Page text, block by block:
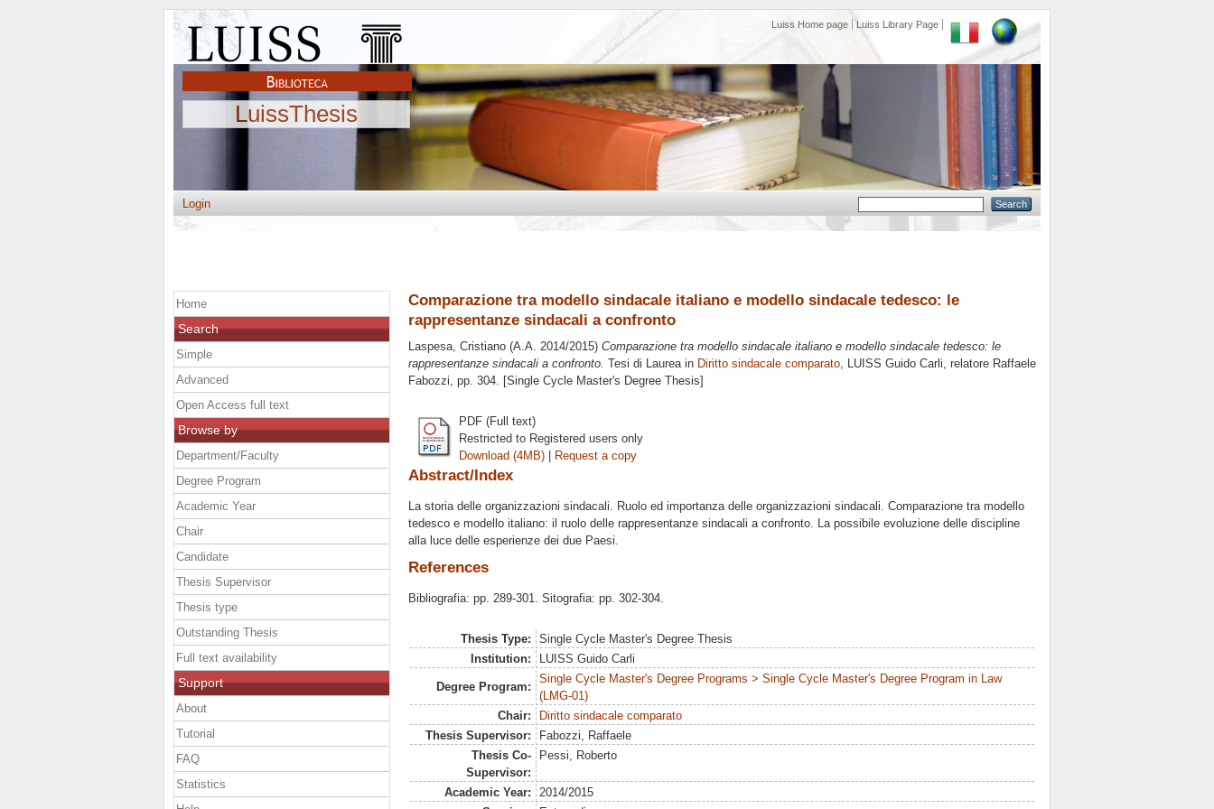
Luiss Home page Luiss Library Page
LuissThesis
Login
Comparazione tra modello sindacale italiano e modello sindacale tedesco: le
rappresentanze sindacali a confronto
Laspesa, Cristiano (A.A. 2014/2015) Comparazione tra modello sindacale italiano e modello sindacale tedesco: le
rappresentanze sindacali a confronto. Tesi di Laurea in Diritto sindacale comparato, LUISS Guido Carli, relatore Raffaele
Fabozzi, pp. 304. [Single Cycle Master's Degree Thesis]
PDF (Full text)
Restricted to Registered users only
Download (4MB) | Request a copy
Abstract/Index
La storia delle organizzazioni sindacali. Ruolo ed importanza delle organizzazioni sindacali. Comparazione tra modello
tedesco e modello italiano: il ruolo delle rappresentanze sindacali a confronto. La possibile evoluzione delle discipline
alla luce delle esperienze dei due Paesi.
References
Bibliografia: pp. 289-301. Sitografia: pp. 302-304.
Thesis Type:
Single Cycle Master's Degree Thesis
Institution:
LUISS Guido Carli
Degree Program:
Single Cycle Master's Degree Programs > Single Cycle Master's Degree Program in Law
(LMG-01)
Chair:
Diritto sindacale comparato
Thesis Supervisor:
Fabozzi, Raffaele
Thesis Co-
Supervisor:
Pessi, Roberto
Academic Year:
2014/2015
Home
Search
Simple
Advanced
Open Access full text
Browse by
Department/Faculty
Degree Program
Academic Year
Chair
Candidate
Thesis Supervisor
Thesis type
Outstanding Thesis
Full text availability
Support
About
Tutorial
FAQ
Statistics